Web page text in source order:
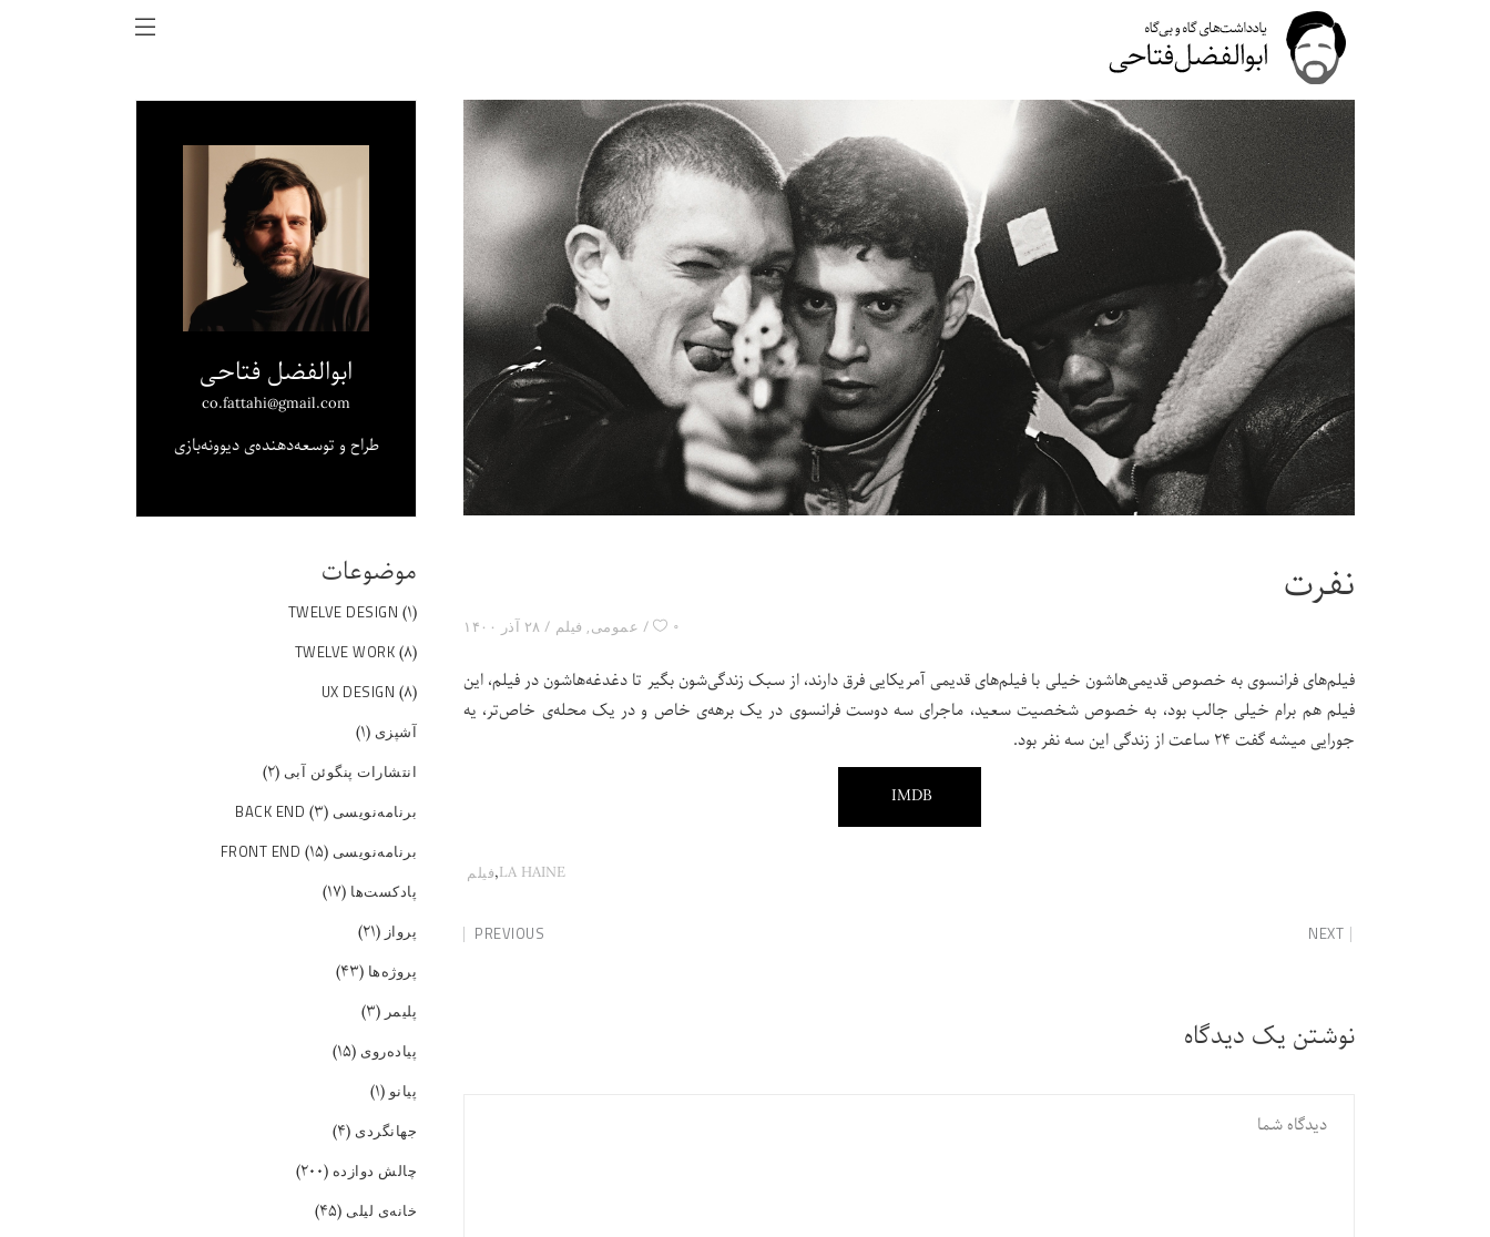
نفرت
۲۸ آذر ۱۴۰۰ عمومی, فیلم ۰
فیلم‌های فرانسوی به خصوص قدیمی‌هاشون خیلی با فیلم‌های قدیمی آمریکایی فرق دارند، از سبک زندگی‌شون بگیر تا دغدغه‌هاشون در فیلم، این
فیلم هم برام خیلی جالب بود، به خصوص شخصیت سعید، ماجرای سه دوست فرانسوی در یک برهه‌ی خاص و در یک محله‌ی خاص‌تر، یه
جورایی میشه گفت ۲۴ ساعت از زندگی این سه نفر بود.
IMDB
LA HAINE
,فیلم
PREVIOUS NEXT
نوشتن یک دیدگاه
ابوالفضل فتاحی
co.fattahi@gmail.com
طراح و توسعه‌دهنده‌ی دیوونه‌بازی
موضوعات
TWELVE DESIGN (۱)
TWELVE WORK (۸)
UX DESIGN (۸)
آشپزی (۱)
انتشارات پنگوئن آبی (۲)
برنامه‌نویسی BACK END (۳)
برنامه‌نویسی FRONT END (۱۵)
پادکست‌ها (۱۷)
پرواز(۲۱)
پروژه‌ها (۴۳)
پلیمر(۳)
پیاده‌روی (۱۵)
پیانو(۱)
جهانگردی (۴)
چالش دوازده (۲۰۰)
خانه‌ی لیلی (۴۵)